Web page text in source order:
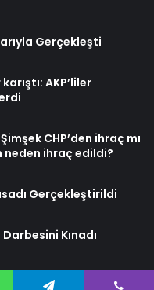
Gerçekleşti
AKP’liler
CHP’den ihraç mı
neden ihraç edildi?
Gerçekleştirildi
Kınadı